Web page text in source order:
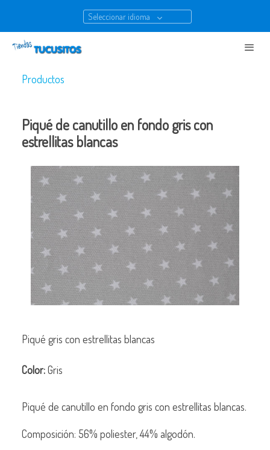
Seleccionar idioma
Productos
Piqué de canutillo en fondo gris con
estrellitas blancas
Piqué gris con estrellitas blancas
Color:Gris
Piqué de canutillo en fondo gris con estrellitas blancas.
Composición: 56% poliester, 44% algodón.